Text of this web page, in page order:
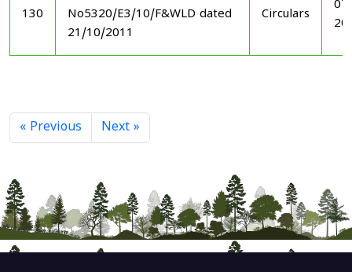
130
No5320/E3/10/F&WLD dated
21/10/2011
Circulars
« Previous Next »